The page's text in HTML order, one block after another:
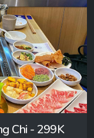
Chi - 299K